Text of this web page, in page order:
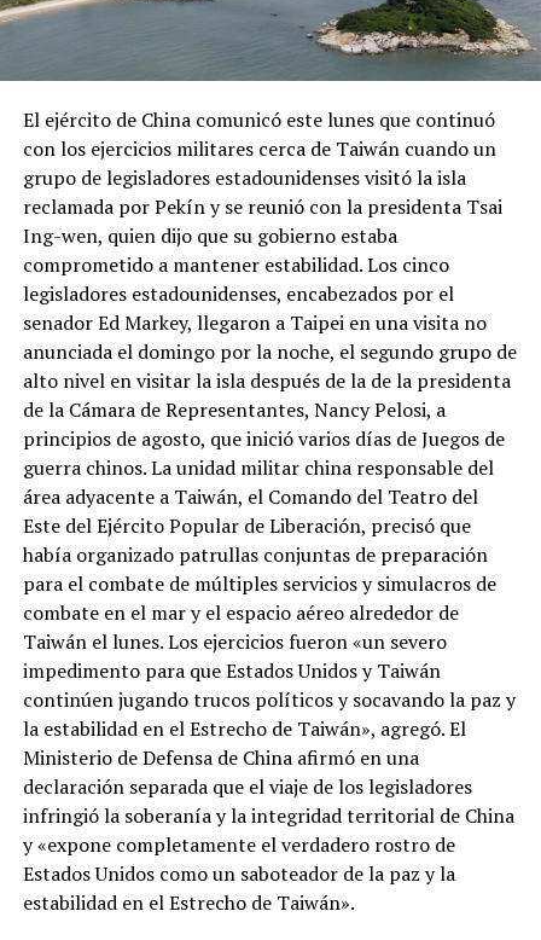
El ejército de China comunicó este lunes que continuó
con los ejercicios militares cerca de Taiwán cuando un
grupo de legisladores estadounidenses visitó la isla
reclamada por Pekín y se reunió con la presidenta Tsai
Ing-wen, quien dijo que su gobierno estaba
comprometido a mantener estabilidad. Los cinco
legisladores estadounidenses, encabezados por el
senador Ed Markey, llegaron a Taipei en una visita no
anunciada el domingo por la noche, el segundo grupo de
alto nivel en visitar la isla después de la de la presidenta
de la Cámara de Representantes, Nancy Pelosi, a
principios de agosto, que inició varios días de Juegos de
guerra chinos. La unidad militar china responsable del
área adyacente a Taiwán, el Comando del Teatro del
Este del Ejército Popular de Liberación, precisó que
había organizado patrullas conjuntas de preparación
para el combate de múltiples servicios y simulacros de
combate en el mar y el espacio aéreo alrededor de
Taiwán el lunes. Los ejercicios fueron «un severo
impedimento para que Estados Unidos y Taiwán
continúen jugando trucos políticos y socavando la paz y
la estabilidad en el Estrecho de Taiwán», agregó. El
Ministerio de Defensa de China afirmó en una
declaración separada que el viaje de los legisladores
infringió la soberanía y la integridad territorial de China
y «expone completamente el verdadero rostro de
Estados Unidos como un saboteador de la paz y la
estabilidad en el Estrecho de Taiwán».